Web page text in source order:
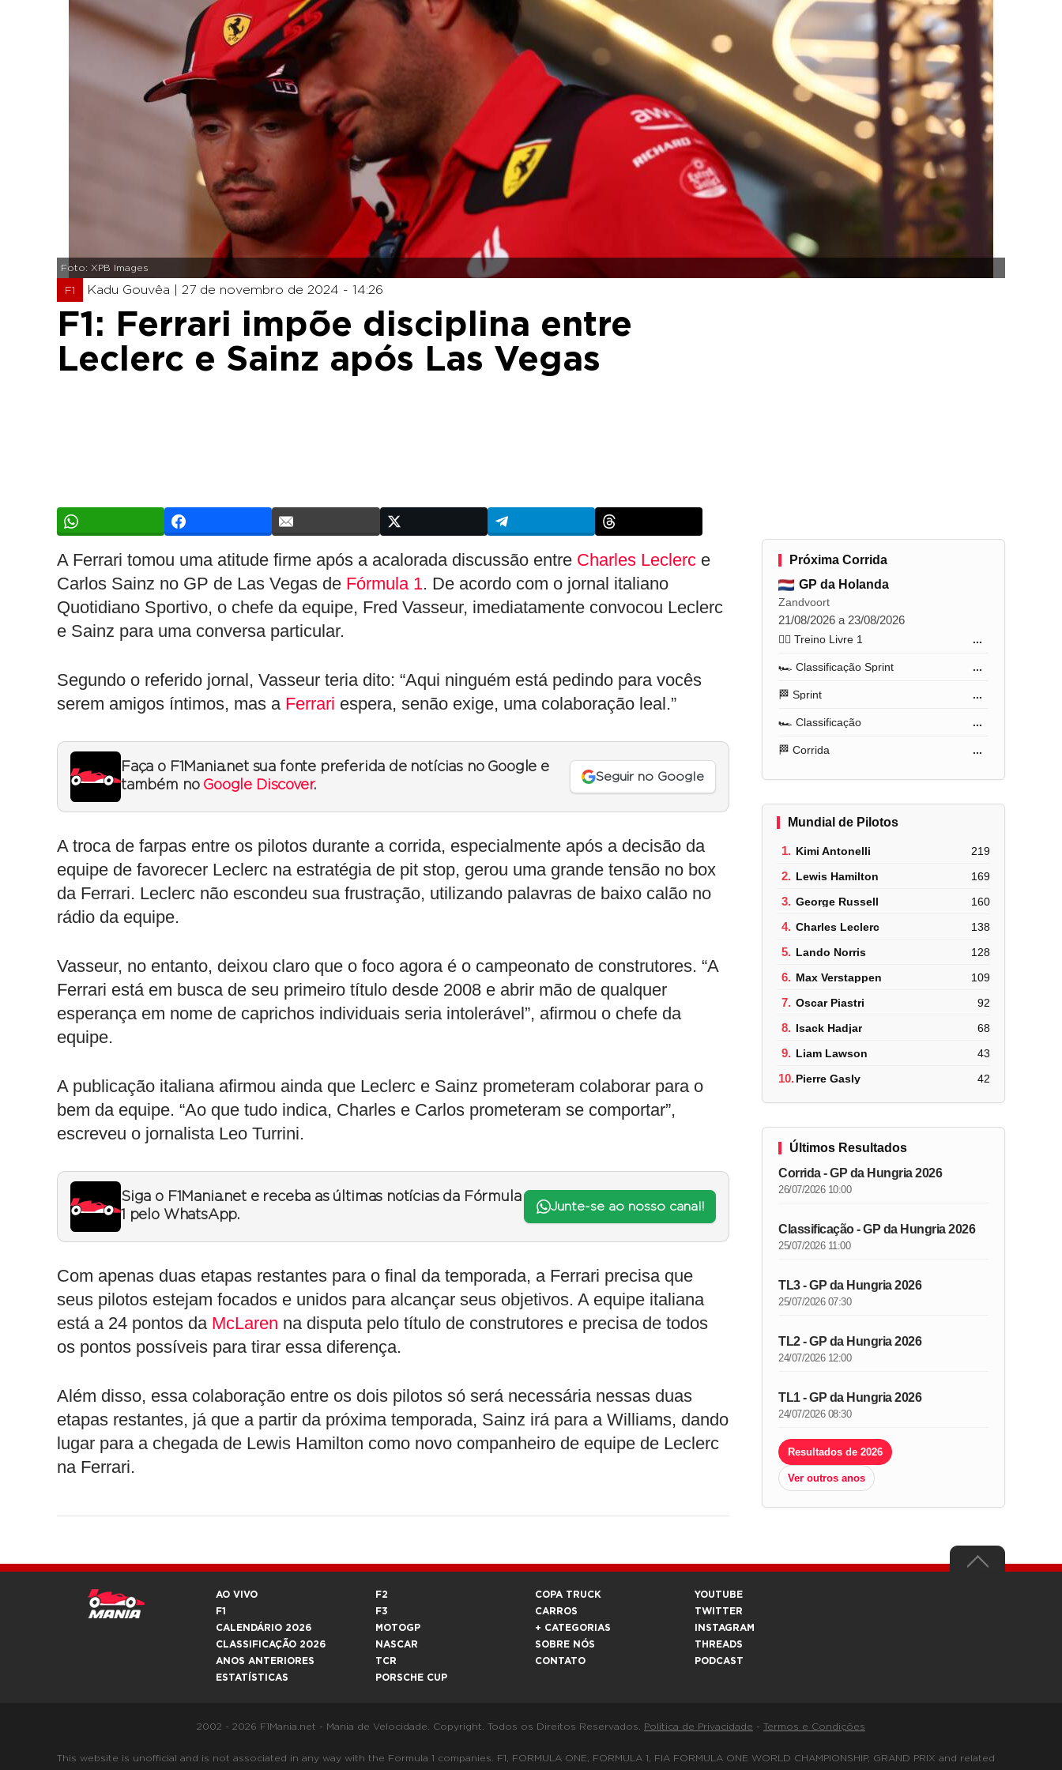
Foto: XPB Images
F1 Kadu Gouvêa | 27 de novembro de 2024 - 14:26
F1: Ferrari impõe disciplina entre
Leclerc e Sainz após Las Vegas
A Ferrari tomou uma atitude firme após a acalorada discussão entre Charles Leclerc e
Carlos Sainz no GP de Las Vegas de Fórmula 1. De acordo com o jornal italiano
Quotidiano Sportivo, o chefe da equipe, Fred Vasseur, imediatamente convocou Leclerc
e Sainz para uma conversa particular.
Segundo o referido jornal, Vasseur teria dito: “Aqui ninguém está pedindo para vocês
serem amigos íntimos, mas a Ferrari espera, senão exige, uma colaboração leal.”
Faça o F1Mania.net sua fonte preferida de notícias no Google e
também no Google Discover.
Seguir no Google
A troca de farpas entre os pilotos durante a corrida, especialmente após a decisão da
equipe de favorecer Leclerc na estratégia de pit stop, gerou uma grande tensão no box
da Ferrari. Leclerc não escondeu sua frustração, utilizando palavras de baixo calão no
rádio da equipe.
Vasseur, no entanto, deixou claro que o foco agora é o campeonato de construtores. “A
Ferrari está em busca de seu primeiro título desde 2008 e abrir mão de qualquer
esperança em nome de caprichos individuais seria intolerável”, afirmou o chefe da
equipe.
A publicação italiana afirmou ainda que Leclerc e Sainz prometeram colaborar para o
bem da equipe. “Ao que tudo indica, Charles e Carlos prometeram se comportar”,
escreveu o jornalista Leo Turrini.
Siga o F1Mania.net e receba as últimas notícias da Fórmula
1 pelo WhatsApp.
Junte-se ao nosso canal!
Com apenas duas etapas restantes para o final da temporada, a Ferrari precisa que
seus pilotos estejam focados e unidos para alcançar seus objetivos. A equipe italiana
está a 24 pontos da McLaren na disputa pelo título de construtores e precisa de todos
os pontos possíveis para tirar essa diferença.
Além disso, essa colaboração entre os dois pilotos só será necessária nessas duas
etapas restantes, já que a partir da próxima temporada, Sainz irá para a Williams, dando
lugar para a chegada de Lewis Hamilton como novo companheiro de equipe de Leclerc
na Ferrari.
Próxima Corrida
GP da Holanda
Zandvoort
21/08/2026 a 23/08/2026
🏋️‍♂️ Treino Livre 1 ...
🏎️ Classificação Sprint ...
🏁 Sprint ...
🏎️ Classificação ...
🏁 Corrida ...
Mundial de Pilotos
1. Kimi Antonelli 219
2. Lewis Hamilton 169
3. George Russell 160
4. Charles Leclerc 138
5. Lando Norris 128
6. Max Verstappen 109
7. Oscar Piastri 92
8. Isack Hadjar 68
9. Liam Lawson 43
10.Pierre Gasly 42
Últimos Resultados
Corrida - GP da Hungria 2026
26/07/2026 10:00
Classificação - GP da Hungria 2026
25/07/2026 11:00
TL3 - GP da Hungria 2026
25/07/2026 07:30
TL2 - GP da Hungria 2026
24/07/2026 12:00
TL1 - GP da Hungria 2026
24/07/2026 08:30
Resultados de 2026
Ver outros anos
AO VIVO
F1
CALENDÁRIO 2026
CLASSIFICAÇÃO 2026
ANOS ANTERIORES
ESTATÍSTICAS
F2
F3
MOTOGP
NASCAR
TCR
PORSCHE CUP
COPA TRUCK
CARROS
+ CATEGORIAS
SOBRE NÓS
CONTATO
YOUTUBE
TWITTER
INSTAGRAM
THREADS
PODCAST
2002 - 2026 F1Mania.net - Mania de Velocidade. Copyright. Todos os Direitos Reservados. Política de Privacidade - Termos e Condições
This website is unofficial and is not associated in any way with the Formula 1 companies. F1, FORMULA ONE, FORMULA 1, FIA FORMULA ONE WORLD CHAMPIONSHIP, GRAND PRIX and related